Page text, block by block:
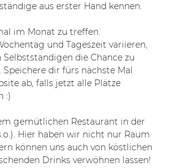
aus erster Hand kennen.
im Monat zu treffen.
und Tageszeit variieren,
die Chance zu
Speichere dir fürs nächste Mal
ab, falls jetzt alle Plätze
:)
gemütlichen Restaurant in der
Hier haben wir nicht nur Raum
können uns auch von köstlichen
Drinks verwöhnen lassen!